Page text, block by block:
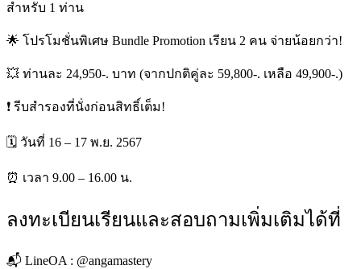
สำหรับ 1 ท่าน
🌟 โปรโมชั่นพิเศษ Bundle Promotion เรียน 2 คน จ่ายน้อยกว่า!
💥 ท่านละ 24,950-. บาท (จากปกติคู่ละ 59,800-. เหลือ 49,900-.)
❗️ รีบสำรองที่นั่งก่อนสิทธิ์เต็ม!
🗓 วันที่ 16 – 17 พ.ย. 2567
⏰ เวลา 9.00 – 16.00 น.
ลงทะเบียนเรียนและสอบถามเพิ่มเติมได้ที่
📬 LineOA : @angamastery